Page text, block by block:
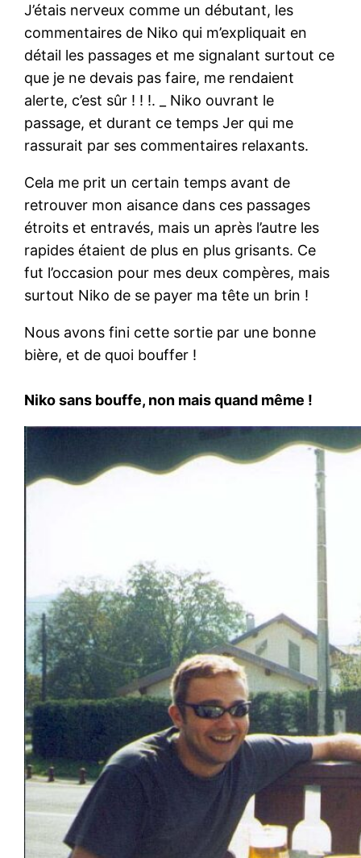
J’étais nerveux comme un débutant, les
commentaires de Niko qui m’expliquait en
détail les passages et me signalant surtout ce
que je ne devais pas faire, me rendaient
alerte, c’est sûr ! ! !. _ Niko ouvrant le
passage, et durant ce temps Jer qui me
rassurait par ses commentaires relaxants.
Cela me prit un certain temps avant de
retrouver mon aisance dans ces passages
étroits et entravés, mais un après l’autre les
rapides étaient de plus en plus grisants. Ce
fut l’occasion pour mes deux compères, mais
surtout Niko de se payer ma tête un brin !
Nous avons fini cette sortie par une bonne
bière, et de quoi bouffer !
Niko sans bouffe, non mais quand même !